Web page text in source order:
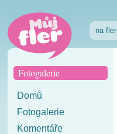
na fler
Fotogalerie
Domů
Fotogalerie
Komentáře